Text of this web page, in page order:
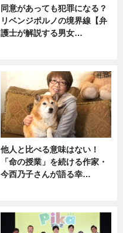
同意があっても犯罪になる？
リベンジポルノの境界線【弁
護士が解説する男女…
他人と比べる意味はない！
「命の授業」を続ける作家・
今西乃子さんが語る幸…